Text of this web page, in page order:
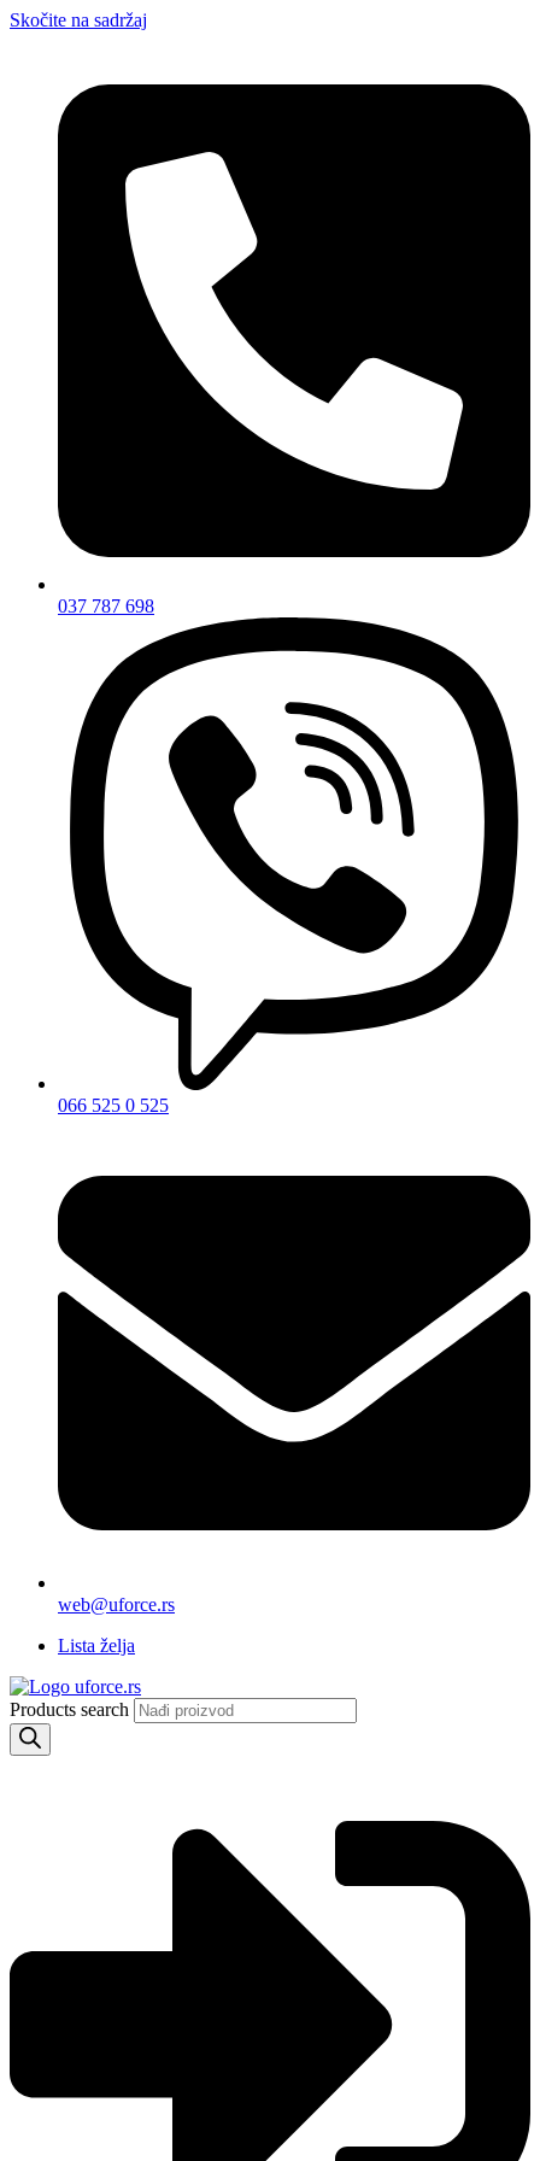
Skočite na sadržaj
037 787 698
066 525 0 525
web@uforce.rs
Lista želja
Products search